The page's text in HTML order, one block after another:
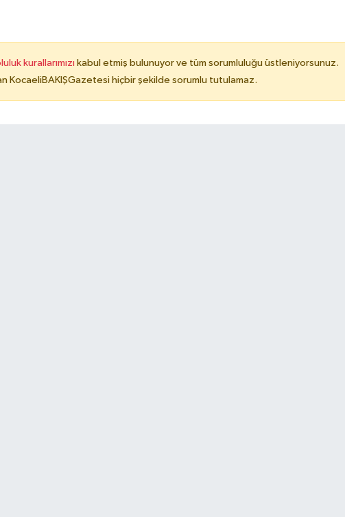
kurallarımızı kabul etmiş bulunuyor ve tüm sorumluluğu üstleniyorsunuz.
KocaeliBAKIŞGazetesi hiçbir şekilde sorumlu tutulamaz.